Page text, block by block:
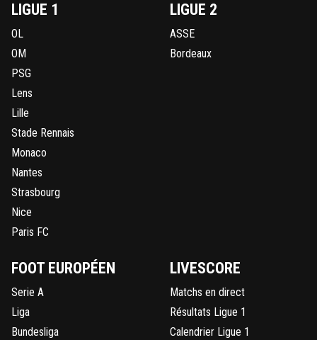
LIGUE 1
OL
OM
PSG
Lens
Lille
Stade Rennais
Monaco
Nantes
Strasbourg
Nice
Paris FC
LIGUE 2
ASSE
Bordeaux
FOOT EUROPÉEN
Serie A
Liga
Bundesliga
LIVESCORE
Matchs en direct
Résultats Ligue 1
Calendrier Ligue 1